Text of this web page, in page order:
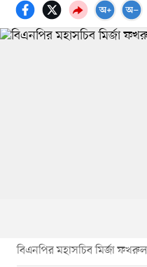
বিএনপির মহাসচিব মির্জা